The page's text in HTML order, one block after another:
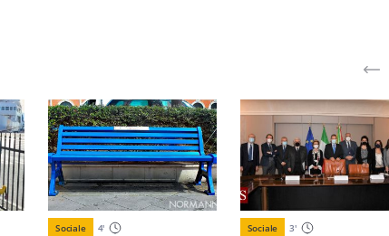
Sociale 4' Sociale 3'